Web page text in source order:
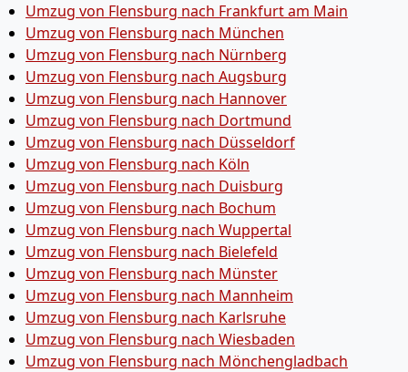
Umzug von Flensburg nach Frankfurt am Main
Umzug von Flensburg nach München
Umzug von Flensburg nach Nürnberg
Umzug von Flensburg nach Augsburg
Umzug von Flensburg nach Hannover
Umzug von Flensburg nach Dortmund
Umzug von Flensburg nach Düsseldorf
Umzug von Flensburg nach Köln
Umzug von Flensburg nach Duisburg
Umzug von Flensburg nach Bochum
Umzug von Flensburg nach Wuppertal
Umzug von Flensburg nach Bielefeld
Umzug von Flensburg nach Münster
Umzug von Flensburg nach Mannheim
Umzug von Flensburg nach Karlsruhe
Umzug von Flensburg nach Wiesbaden
Umzug von Flensburg nach Mönchen­gladbach